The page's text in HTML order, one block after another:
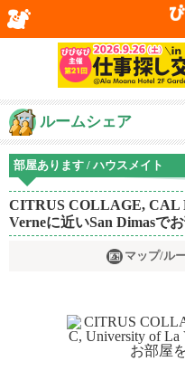
ルームシェア
部屋あります / ハウスメイト
CITRUS COLLAGE, CAL
Verneに近いSan Dimasで
マップ/ル